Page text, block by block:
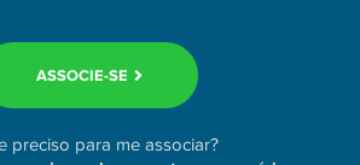
ASSOCIE-SE
preciso para me associar?